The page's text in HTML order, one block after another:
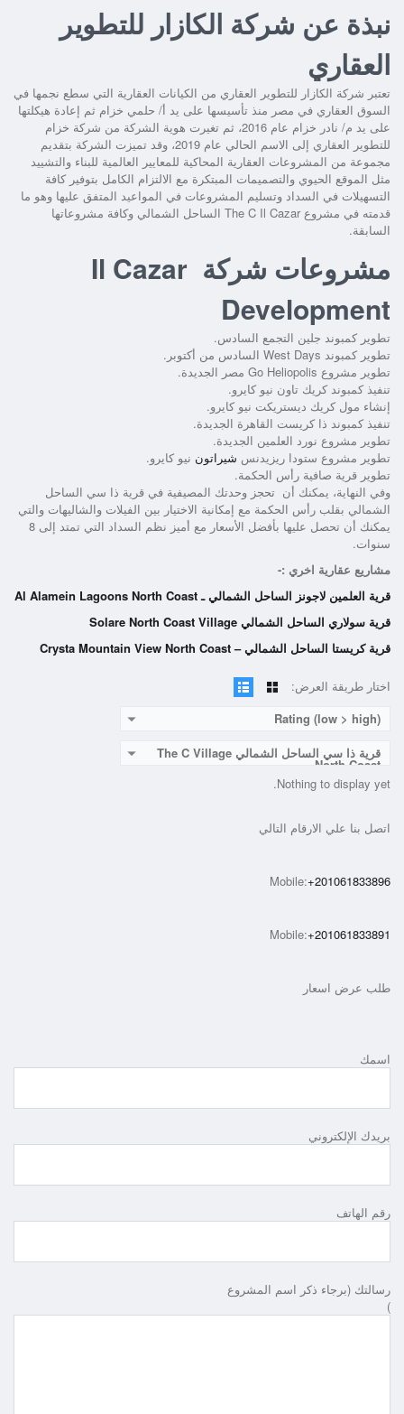
نبذة عن شركة الكازار للتطوير
العقاري
تعتبر شركة الكازار للتطوير العقاري من الكيانات العقارية التي سطع نجمها في
السوق العقاري في مصر منذ تأسيسها على يد أ/ حلمي خزام ثم إعادة هيكلتها
على يد م/ نادر خزام عام 2016، ثم تغيرت هوية الشركة من شركة خزام
للتطوير العقاري إلى الاسم الحالي عام 2019، وقد تميزت الشركة بتقديم
مجموعة من المشروعات العقارية المحاكية للمعايير العالمية للبناء والتشييد
مثل الموقع الحيوي والتصميمات المبتكرة مع الالتزام الكامل بتوفير كافة
التسهيلات في السداد وتسليم المشروعات في المواعيد المتفق عليها وهو ما
قدمته في مشروع The C Il Cazar الساحل الشمالي
وكافة مشروعاتها
السابقة.
مشروعات شركة Il Cazar
Development
تطوير كمبوند جلين التجمع السادس.
تطوير كمبوند West Days السادس من أكتوبر.
تطوير مشروع Go Heliopolis مصر الجديدة.
تنفيذ كمبوند كريك تاون نيو كايرو.
إنشاء مول كريك ديستريكت نيو كايرو.
تنفيذ كمبوند ذا كريست القاهرة الجديدة.
تطوير مشروع نورد العلمين الجديدة.
تطوير مشروع ستودا ريزيدنس شيراتون نيو كايرو.
تطوير قرية صافية رأس الحكمة.
وفي النهاية، يمكنك أن تحجز وحدتك المصيفية في قرية ذا سي الساحل
الشمالي بقلب رأس الحكمة مع إمكانية الاختيار بين الفيلات والشاليهات والتي
يمكنك أن تحصل عليها بأفضل الأسعار مع أميز نظم السداد التي تمتد إلى 8
سنوات.
مشاريع عقارية اخري :-
قرية العلمين لاجونز الساحل الشمالي ـ Al Alamein Lagoons North Coast
قرية سولاري الساحل الشمالي Solare North Coast Village
قرية كريستا الساحل الشمالي – Crysta Mountain View North Coast
اختار طريقة العرض:
Rating (low > high)
قرية ذا سي الساحل الشمالي The C Village
North Coast
Nothing to display yet.
اتصل بنا علي الارقام التالي
Mobile:+201061833896
Mobile:+201061833891
طلب عرض اسعار
اسمك
بريدك الإلكتروني
رقم الهاتف
رسالتك (برجاء ذكر اسم المشروع
)